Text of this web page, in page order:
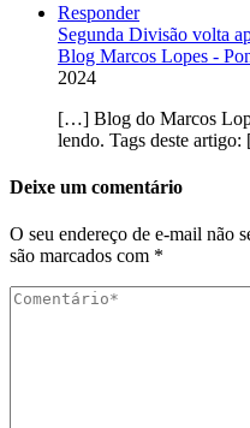
Responder
Segunda Divisão volta
Blog Marcos Lopes -
2024
[…] Blog do Marcos
lendo. Tags deste
Deixe um comentário
O seu endereço de e-mail não
são marcados com *